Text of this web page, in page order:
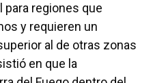
regiones que
y requieren un
al de otras zonas
en que la